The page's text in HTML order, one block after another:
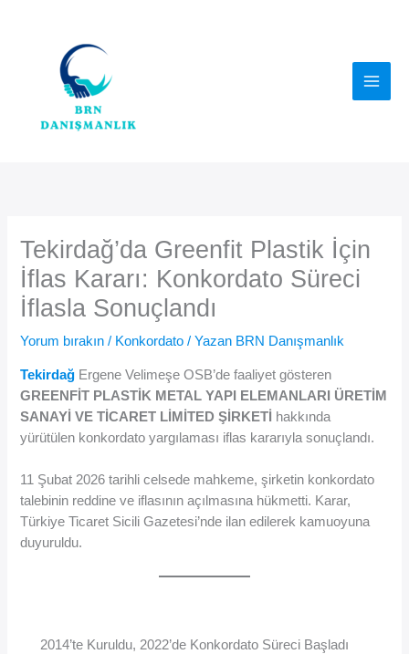
Tekirdağ’da Greenfit Plastik İçin
İflas Kararı: Konkordato Süreci
İflasla Sonuçlandı
Yorum bırakın / Konkordato / Yazan BRN Danışmanlık
Tekirdağ Ergene Velimeşe OSB’de faaliyet gösteren
GREENFİT PLASTİK METAL YAPI ELEMANLARI ÜRETİM
SANAYİ VE TİCARET LİMİTED ŞİRKETİ
hakkında
yürütülen konkordato yargılaması iflas kararıyla sonuçlandı.
11 Şubat 2026 tarihli celsede mahkeme, şirketin konkordato
talebinin reddine ve iflasının açılmasına hükmetti. Karar,
Türkiye Ticaret Sicili Gazetesi’nde ilan edilerek kamuoyuna
duyuruldu.
2014’te Kuruldu, 2022’de Konkordato Süreci Başladı